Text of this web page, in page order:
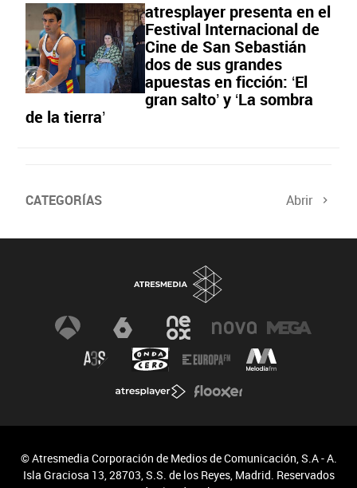
atresplayer presenta en el
Festival Internacional de
Cine de San Sebastián
dos de sus grandes
apuestas en ficción: ‘El
gran salto’ y ‘La sombra
de la tierra’
CATEGORÍAS Abrir
© Atresmedia Corporación de Medios de Comunicación, S.A - A.
Isla Graciosa 13, 28703, S.S. de los Reyes, Madrid. Reservados